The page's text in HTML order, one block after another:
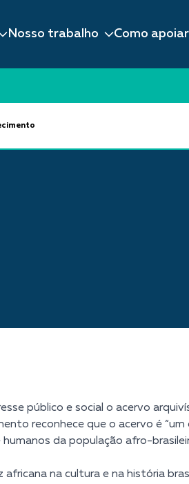
Nosso trabalho Como apoiar
público e social o acervo
reconhece que o acervo é
da população afro-
na cultura e na história